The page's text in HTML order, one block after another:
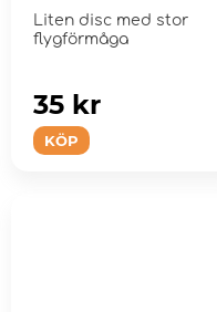
Liten disc med stor
flygförmåga
KÖP
35 kr